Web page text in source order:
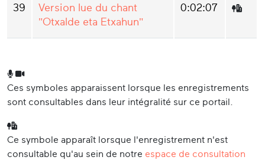
39
Version lue du chant
"Otxalde eta Etxahun"
0:02:07
Ces symboles apparaissent lorsque les enregistrements
sont consultables dans leur intégralité sur ce portail.
Ce symbole apparaît lorsque l'enregistrement n'est
consultable qu'au sein de notre espace de consultation